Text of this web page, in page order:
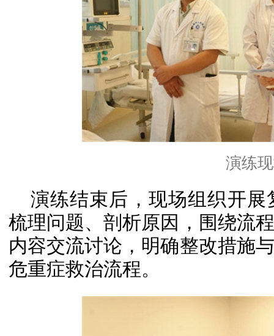
演练
演练结束后，现场组织开
梳理问题、剖析原因，围绕流
内容交流讨论，明确整改措施
危重症救治流程。